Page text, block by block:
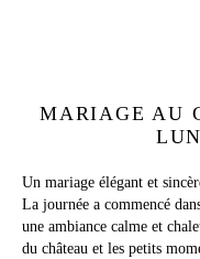
MARIAGE AU
Un mariage élégant et
La journée a commencé
une ambiance calme et
du château et les petits